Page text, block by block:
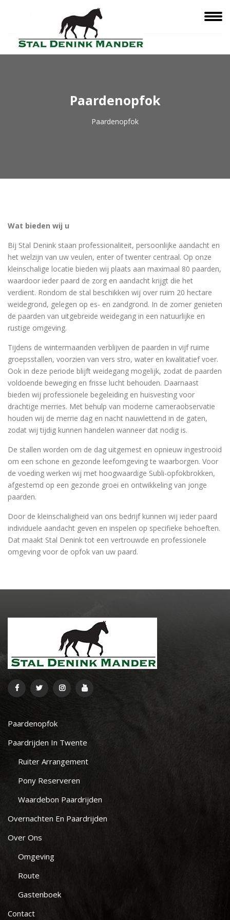
Paardenopfok
Paardenopfok
Wat bieden wij u
Bij Stal Denink staan professionaliteit, persoonlijke aandacht en
het welzijn van uw veulen, enter of twenter centraal. Op onze
kleinschalige locatie bieden wij plaats aan maximaal 80 paarden,
waardoor ieder paard de zorg en aandacht krijgt die het
verdient. Rondom de stal beschikken wij over ruim 20 hectare
weidegrond, gelegen op es- en zandgrond. In de zomer genieten
de paarden van uitgebreide weidegang in een natuurlijke en
rustige omgeving.
Tijdens de wintermaanden verblijven de paarden in vijf ruime
groepsstallen, voorzien van vers stro, water en kwalitatief voer.
Ook in deze periode blijft weidegang mogelijk, zodat de paarden
voldoende beweging en frisse lucht behouden. Daarnaast
bieden wij professionele begeleiding en huisvesting voor
drachtige merries. Met behulp van moderne cameraobservatie
houden wij de merrie dag en nacht nauwlettend in de gaten,
zodat wij tijdig kunnen handelen wanneer dat nodig is.
De stallen worden om de dag uitgemest en opnieuw ingestrooid
om een schone en gezonde leefomgeving te waarborgen. Voor
de voeding werken wij met hoogwaardige Subli-opfokbrokken,
afgestemd op een gezonde groei en ontwikkeling van jonge
paarden.
Door de kleinschaligheid van ons bedrijf kunnen wij ieder paard
individuele aandacht geven en inspelen op specifieke behoeften.
Dat maakt Stal Denink tot een vertrouwde en professionele
omgeving voor de opfok van uw paard.
Paardenopfok
Paardrijden In Twente
Ruiter Arrangement
Pony Reserveren
Waardebon Paardrijden
Overnachten En Paardrijden
Over Ons
Omgeving
Route
Gastenboek
Contact